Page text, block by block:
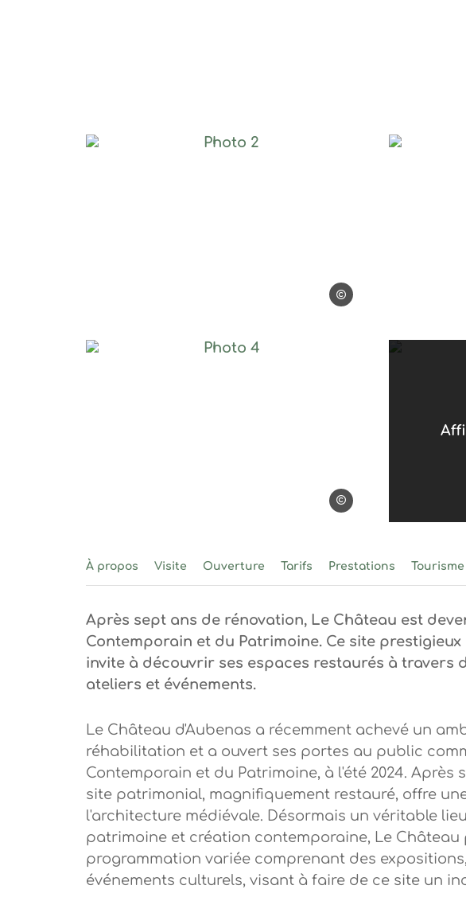
Photo 2, © Jonathan Bdlf
Jonathan Bdlf
Photo 4, © Vanessa Chambard
Vanessa Chambard
À propos Visite Ouverture Tarifs Prestations
Après sept ans de rénovation, Le Château est
Contemporain et du Patrimoine. Ce site
invite à découvrir ses espaces restaurés à travers
ateliers et événements.
Le Château d'Aubenas a récemment achevé un
réhabilitation et a ouvert ses portes au public
Contemporain et du Patrimoine, à l'été 2024. Après
site patrimonial, magnifiquement restauré, offre
l'architecture médiévale. Désormais un véritable
patrimoine et création contemporaine, Le Château
programmation variée comprenant des
événements culturels, visant à faire de ce site un